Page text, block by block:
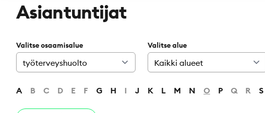
Asiantuntijat
Valitse osaamisalue Valitse alue
A B C D E F G H I J K L M N O P Q R S